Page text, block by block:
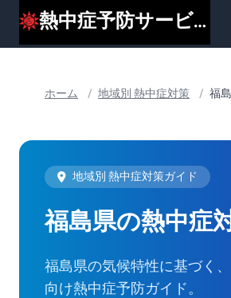
熱中症予防サービスheat119
ホーム / 地域別 熱中症対策 / 福
地域別 熱中症対策ガイド
福島県の熱中症
福島県の気候特性に基づく
向け熱中症予防ガイド。